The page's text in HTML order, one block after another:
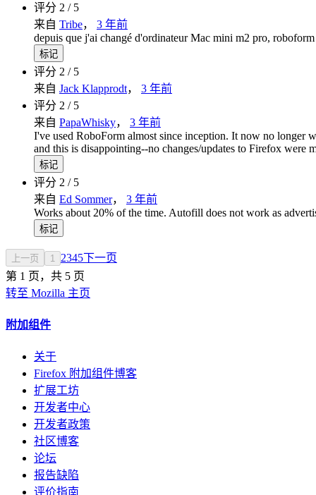
评分 2 / 5
来自 Tribe， 3 年前
depuis que j'ai changé d'ordinateur Mac mini m2 pro,
标记
评分 2 / 5
来自 Jack Klapprodt， 3 年前
评分 2 / 5
来自 PapaWhisky， 3 年前
I've used RoboForm almost since inception. It now no longer
and this is disappointing--no changes/updates to Firefox were
标记
评分 2 / 5
来自 Ed Sommer， 3 年前
Works about 20% of the time. Autofill does not work as
标记
上一页 1 2345下一页
第 1 页，共 5 页
转至 Mozilla 主页
附加组件
关于
Firefox 附加组件博客
扩展工坊
开发者中心
开发者政策
社区博客
论坛
报告缺陷
评价指南